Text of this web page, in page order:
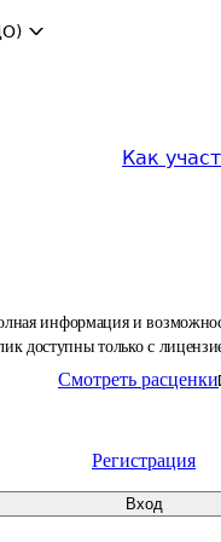
Как
информация и
доступны только с
Смотреть расценки
Регистрация
Вход